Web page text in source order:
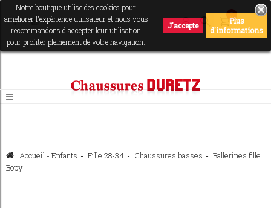
0
Notre boutique utilise des cookies pour
améliorer l'expérience utilisateur et nous vous
recommandons d'accepter leur utilisation
pour profiter pleinement de votre navigation.
J'accepte
Plus
d'informations
Accueil - Enfants Fille 28-34 Chaussures basses
Ballerines fille
Bopy